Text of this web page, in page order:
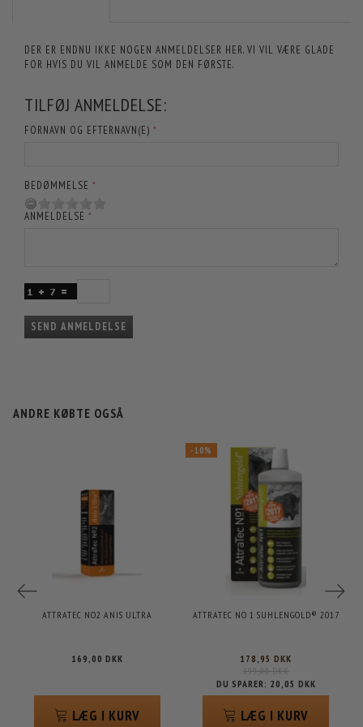
DER ER ENDNU IKKE NOGEN ANMELDELSER HER. VI VIL VÆRE GLADE
FOR HVIS DU VIL ANMELDE SOM DEN FØRSTE.
TILFØJ ANMELDELSE:
FORNAVN OG EFTERNAVN(E)
BEDØMMELSE
ANMELDELSE
SEND ANMELDELSE
ANDRE KØBTE OGSÅ
ATTRATEC NO2 ANIS ULTRA
169,00 DKK
LÆG I KURV
-10%
ATTRATEC NO 1 SUHLENGOLD® 2017
178,95 DKK
199,00 DKK
DU SPARER: 20,05 DKK
LÆG I KURV